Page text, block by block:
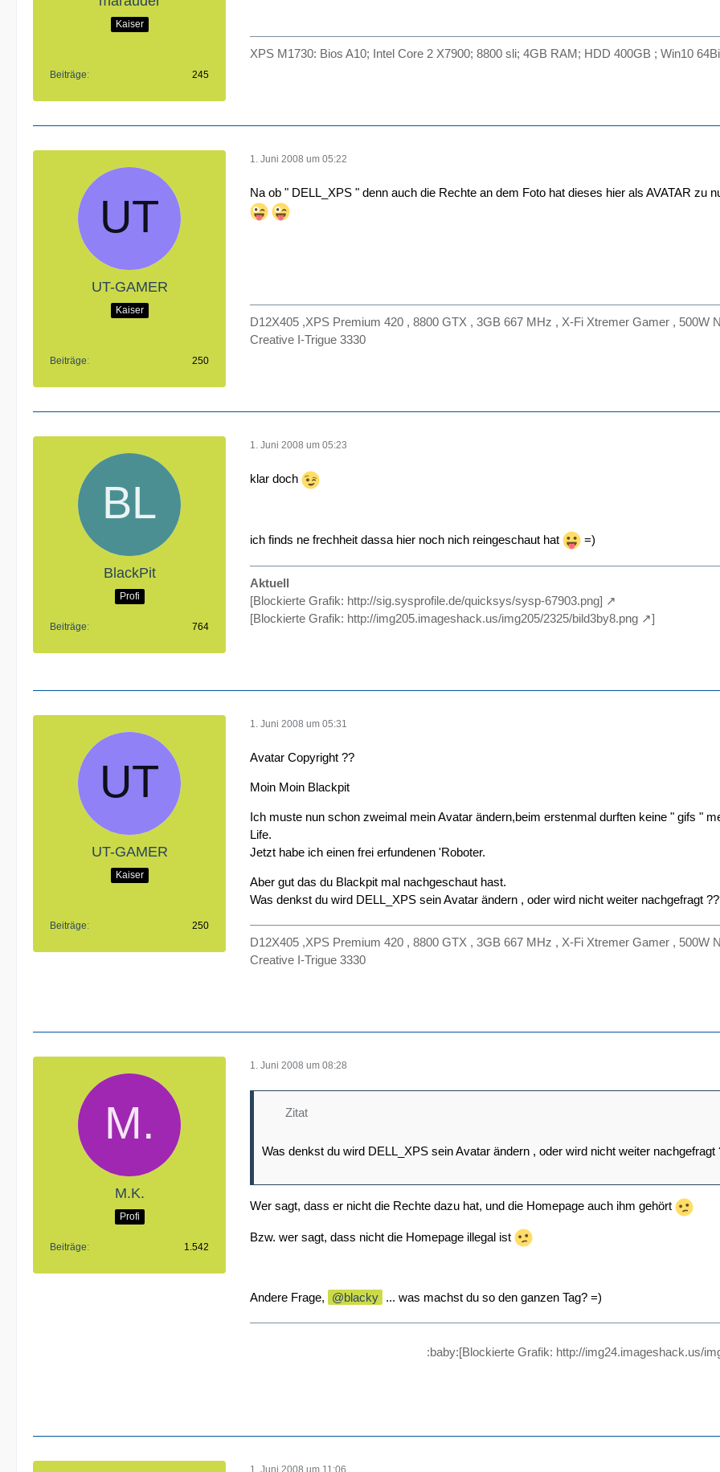
Kaiser
Beiträge 245
XPS M1730: Bios A10; Intel Core 2 X7900; 8800 sli; 4GB RAM; HDD 400GB ; Win10
UT-GAMER
Kaiser
Beiträge 250
1. Juni 2008 um 05:22
Na ob " DELL_XPS " denn auch die Rechte an dem Foto hat dieses hier als AVATAR zu
D12X405 ,XPS Premium 420 , 8800 GTX , 3GB 667 MHz , X-Fi Xtremer Gamer , 500W
Creative I-Trigue 3330
BlackPit
Profi
Beiträge 764
1. Juni 2008 um 05:23
klar doch
ich finds ne frechheit dassa hier noch nich reingeschaut hat =)
Aktuell
[Blockierte Grafik: http://sig.sysprofile.de/quicksys/sysp-67903.png]
[Blockierte Grafik: http://img205.imageshack.us/img205/2325/bild3by8.png ]
UT-GAMER
Kaiser
Beiträge 250
1. Juni 2008 um 05:31
Avatar Copyright ??
Moin Moin Blackpit
Ich muste nun schon zweimal mein Avatar ändern,beim erstenmal durften keine " gifs "
Life.
Jetzt habe ich einen frei erfundenen 'Roboter.
Aber gut das du Blackpit mal nachgeschaut hast.
Was denkst du wird DELL_XPS sein Avatar ändern , oder wird nicht weiter nachgefragt
D12X405 ,XPS Premium 420 , 8800 GTX , 3GB 667 MHz , X-Fi Xtremer Gamer , 500W
Creative I-Trigue 3330
M.K.
Profi
Beiträge 1.542
1. Juni 2008 um 08:28
Zitat
Was denkst du wird DELL_XPS sein Avatar ändern , oder wird nicht weiter nachgefragt
Wer sagt, dass er nicht die Rechte dazu hat, und die Homepage auch ihm gehört
Bzw. wer sagt, dass nicht die Homepage illegal ist
Andere Frage, blacky ... was machst du so den ganzen Tag? =)
:baby:[Blockierte Grafik: http://img24.imageshack.us/
1. Juni 2008 um 11:06